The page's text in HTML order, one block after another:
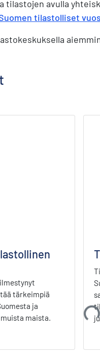
tilastojen avulla
tilastolliset
tärkeimpiä
ja
maista.